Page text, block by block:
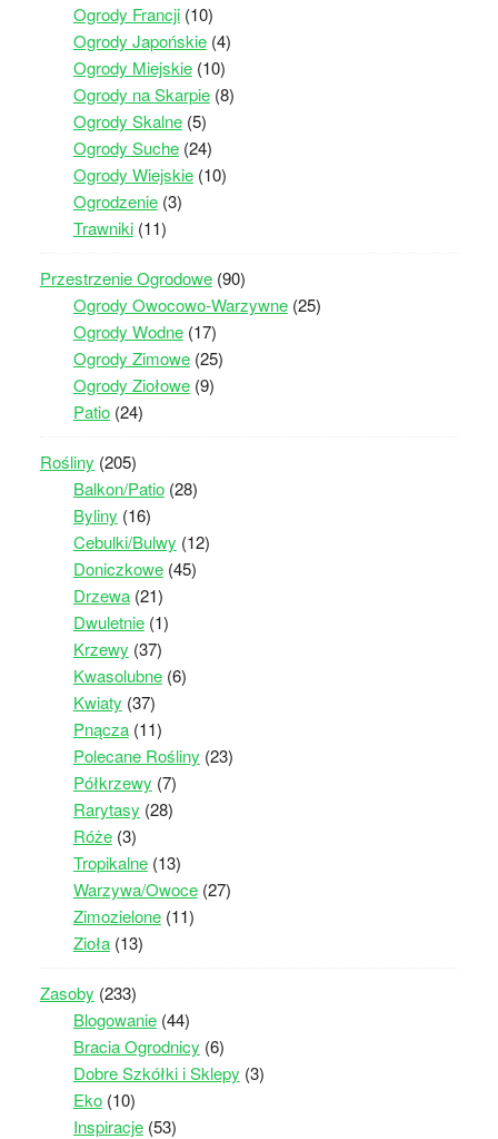
Ogrody Francji(10)
Ogrody Japońskie(4)
Ogrody Miejskie(10)
Ogrody na Skarpie(8)
Ogrody Skalne(5)
Ogrody Suche(24)
Ogrody Wiejskie(10)
Ogrodzenie(3)
Trawniki(11)
Przestrzenie Ogrodowe(90)
Ogrody Owocowo-Warzywne(25)
Ogrody Wodne(17)
Ogrody Zimowe(25)
Ogrody Ziołowe(9)
Patio(24)
Rośliny (205)
Balkon/Patio(28)
Byliny (16)
Cebulki/Bulwy (12)
Doniczkowe(45)
Drzewa(21)
Dwuletnie(1)
Krzewy (37)
Kwasolubne(6)
Kwiaty (37)
Pnącza(11)
Polecane Rośliny (23)
Półkrzewy (7)
Rarytasy (28)
Róże(3)
Tropikalne(13)
Warzywa/Owoce(27)
Zimozielone(11)
Zioła(13)
Zasoby (233)
Blogowanie(44)
Bracia Ogrodnicy (6)
Dobre Szkółki i Sklepy (3)
Eko(10)
Inspiracje(53)